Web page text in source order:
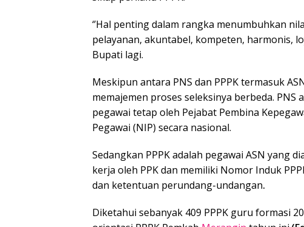
‘’Hal penting dalam rangka menumbuhkan
pelayanan, akuntabel, kompeten, harmonis,
Bupati lagi.
Meskipun antara PNS dan PPPK termasuk
memajemen proses seleksinya berbeda. PNS
pegawai tetap oleh Pejabat Pembina
Pegawai (NIP) secara nasional.
Sedangkan PPPK adalah pegawai ASN yang
kerja oleh PPK dan memiliki Nomor Induk
dan ketentuan perundang-undangan.
Diketahui sebanyak 409 PPPK guru formasi